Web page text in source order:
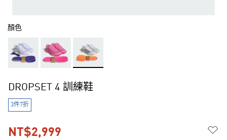
顏色
DROPSET 4 訓練鞋
3件7折
NT$2,999